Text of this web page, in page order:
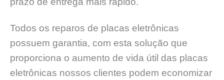
Todos os reparos de placas eletrônicas
possuem garantia, com esta solução que
proporciona o aumento de vida útil das placas
eletrônicas nossos clientes podem economizar